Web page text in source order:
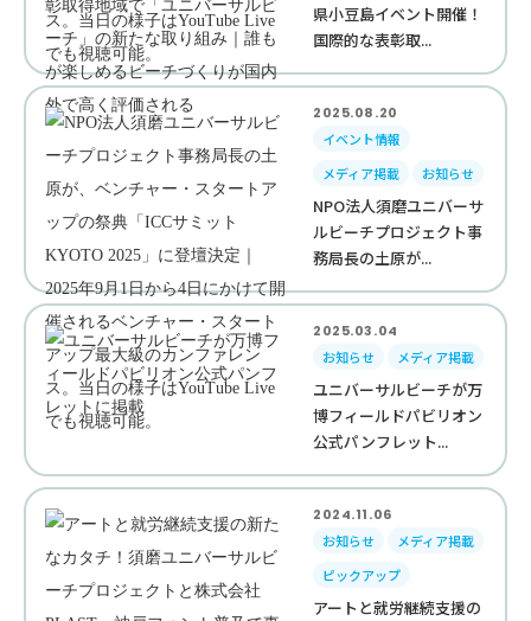
県小豆島イベント開催！
国際的な表彰取...
2025.08.20
イベント情報
メディア掲載
お知らせ
NPO法人須磨ユニバーサ
ルビーチプロジェクト事
務局長の土原が...
2025.03.04
お知らせ
メディア掲載
ユニバーサルビーチが万
博フィールドパビリオン
公式パンフレット...
2024.11.06
お知らせ
メディア掲載
ピックアップ
アートと就労継続支援の